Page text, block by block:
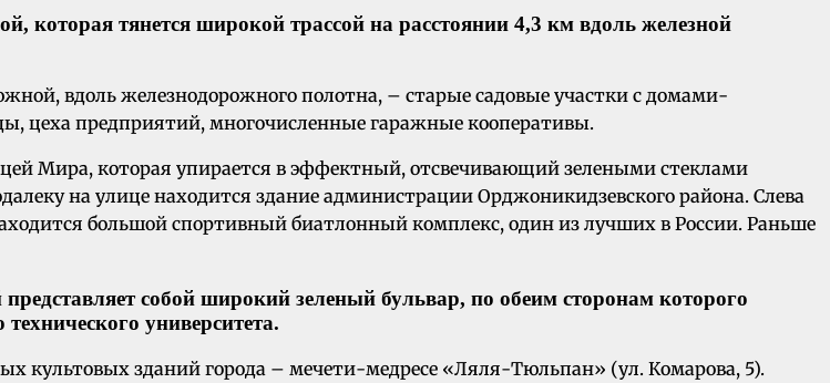
которая тянется широкой трассой на расстоянии 4,3 км вдоль железной
вдоль железнодорожного полотна, – старые садовые участки с домами-
цеха предприятий, многочисленные гаражные кооперативы.
Мира, которая упирается в эффектный, отсвечивающий зелеными стеклами
на улице находится здание администрации Орджоникидзевского района. Слева
большой спортивный биатлонный комплекс, один из лучших в России. Раньше
собой широкий зеленый бульвар, по обеим сторонам которого
университета.
культовых зданий города – мечети-медресе «Ляля-Тюльпан» (ул. Комарова, 5).